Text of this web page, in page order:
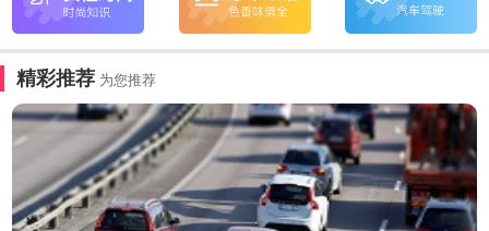
精彩推荐 为您推荐